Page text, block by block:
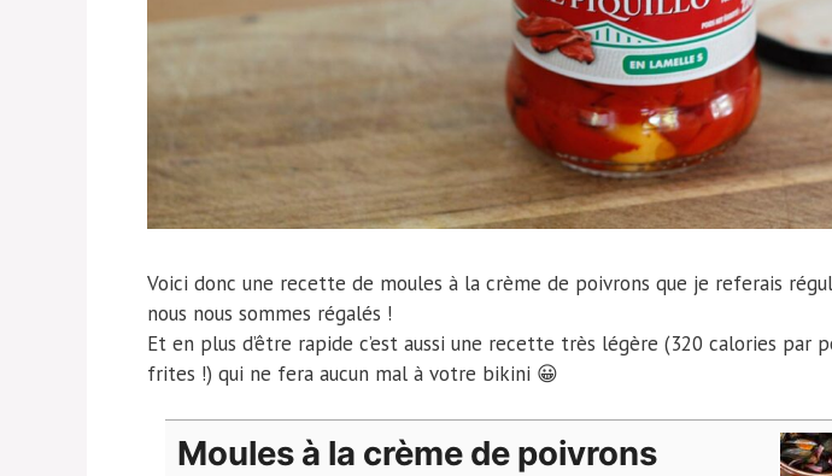
Voici donc une recette de moules à la crème de poivrons que je referais
nous nous sommes régalés !
Et en plus d’être rapide c’est aussi une recette très légère (320 calories par
frites !) qui ne fera aucun mal à votre bikini 😀
Moules à la crème de poivrons